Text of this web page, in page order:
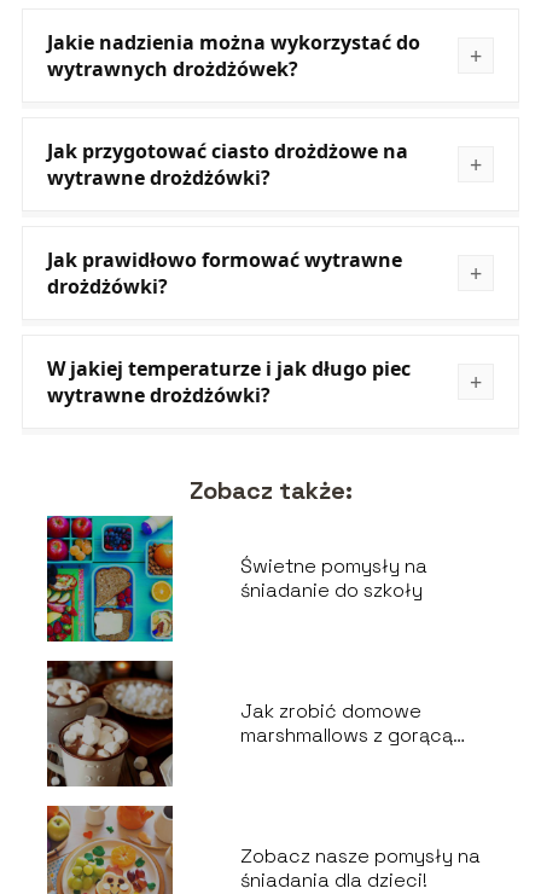
Jakie nadzienia można wykorzystać do
wytrawnych drożdżówek?
Jak przygotować ciasto drożdżowe na
wytrawne drożdżówki?
Jak prawidłowo formować wytrawne
drożdżówki?
W jakiej temperaturze i jak długo piec
wytrawne drożdżówki?
Zobacz także:
Świetne pomysły na
śniadanie do szkoły
Jak zrobić domowe
marshmallows z gorącą
Zobacz nasze pomysły na
śniadania dla dzieci!